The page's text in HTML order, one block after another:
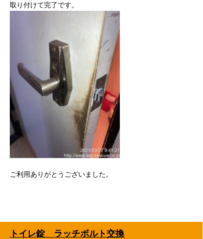
取り付けて完了です。
ご利用ありがとうございました。
トイレ錠 ラッチボルト交換